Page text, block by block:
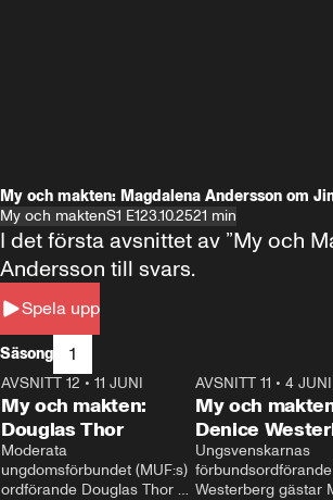
My och makten: Magdalena Andersson om
My och maktenS1 E123.10.2521 min
Spela upp
I det första avsnittet av ”My och
Andersson till svars.
Säsong 1
26:27
AVSNITT 12 • 11 JUNI
My och makten:
Douglas Thor
Moderata
ungdomsförbundet (MUF:s)
ordförande Douglas Thor
AVSNITT 11 •4 JUNI
My och
Denice
Ungsvenskarnas
Westerberg gästar